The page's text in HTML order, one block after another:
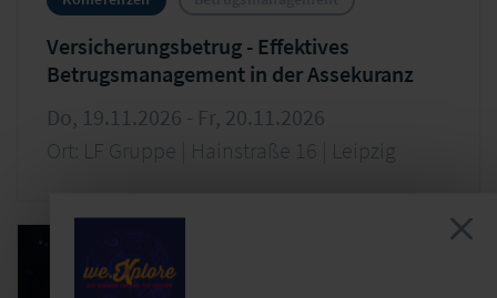
Versicherungsbetrug - Effektives
Betrugsmanagement in der Assekuranz
Do, 19.11.2026 - Fr, 20.11.2026
Ort: LF Gruppe | Hainstraße 16 | Leipzig